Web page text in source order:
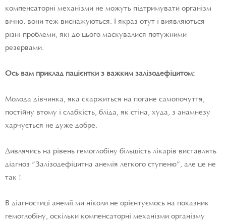
компенсаторні механізми не можуть підтримувати організм
вічно, вони теж виснажуються. І якраз отут і виявляються
різні проблеми, які до цього маскувалися потужними
резервами.
Ось вам приклад пацієнтки з важким залізодефіцитом:
Молода дівчинка, яка скаржиться на погане самопочуття,
постійну втому і слабкість, бліда, як стіна, худа, з анамнезу
харчується не дуже добре.
Дивлячись на рівень гемоглобіну більшість лікарів виставлять
діагноз “Залізодефіцитна анемія легкого ступеню”, але це не
так !
В діагностиці анемії ми ніколи не орієнтуємось на показник
гемоглобіну, оскільки компенсаторні механізми організму